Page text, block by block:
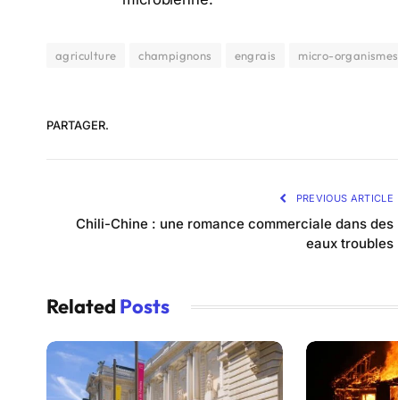
agriculture champignons engrais micro-organismes
PARTAGER.
PREVIOUS ARTICLE
Chili-Chine : une romance commerciale dans des
eaux troubles
Related Posts